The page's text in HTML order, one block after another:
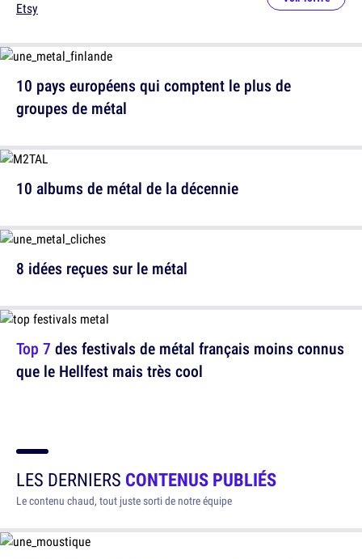
Etsy
10 albums de métal de la décennie
Top 7 des festivals de métal français moins connus
que le Hellfest mais très cool
10 pays européens qui comptent le plus de
groupes de métal
8 idées reçues sur le métal
LES DERNIERS CONTENUS PUBLIÉS
Le contenu chaud, tout juste sorti de notre équipe